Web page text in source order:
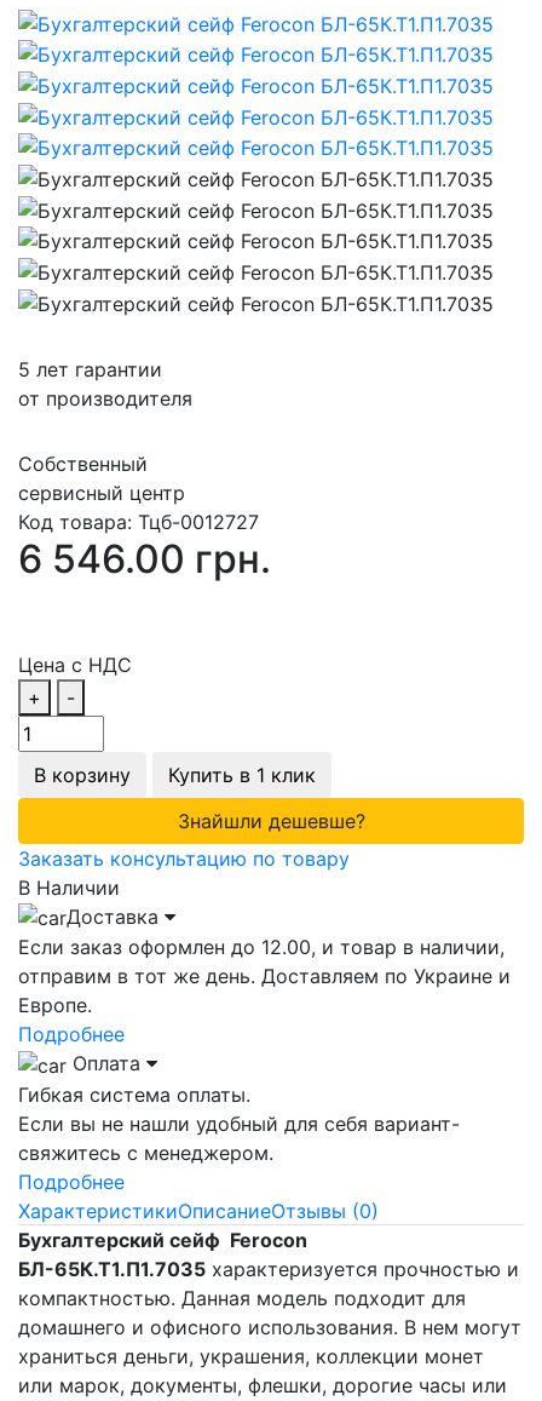
5 лет гарантии
от производителя
Собственный
сервисный центр
Код товара: Тцб-0012727
6 546.00 грн.
Цена с НДС
+
-
В корзину
Купить в 1 клик
Знайшли дешевше?
Заказать консультацию по товару
В Наличии
Доставка
Если заказ оформлен до 12.00, и товар в наличии,
отправим в тот же день. Доставляем по Украине и
Европе.
Подробнее
Оплата
Гибкая система оплаты.
Если вы не нашли удобный для себя вариант-
свяжитесь с менеджером.
Подробнее
ХарактеристикиОписаниеОтзывы (0)
Бухгалтерский сейф Ferocon
БЛ-65К.Т1.П1.7035 характеризуется прочностью и
компактностью. Данная модель подходит для
домашнего и офисного использования. В нем могут
храниться деньги, украшения, коллекции монет
или марок, документы, флешки, дорогие часы или